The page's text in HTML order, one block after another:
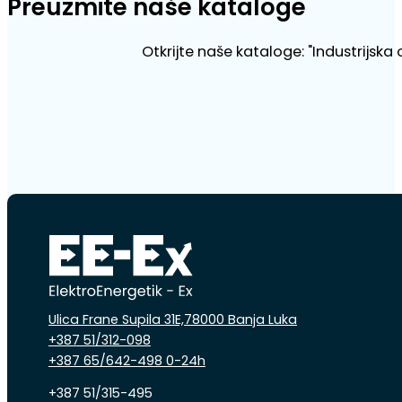
Preuzmite naše kataloge
Otkrijte naše kataloge:
Ulica Frane Supila 31E,78000 Banja Luka
+387 51/312-098
+387 65/642-498 0-24h
+387 51/315-495